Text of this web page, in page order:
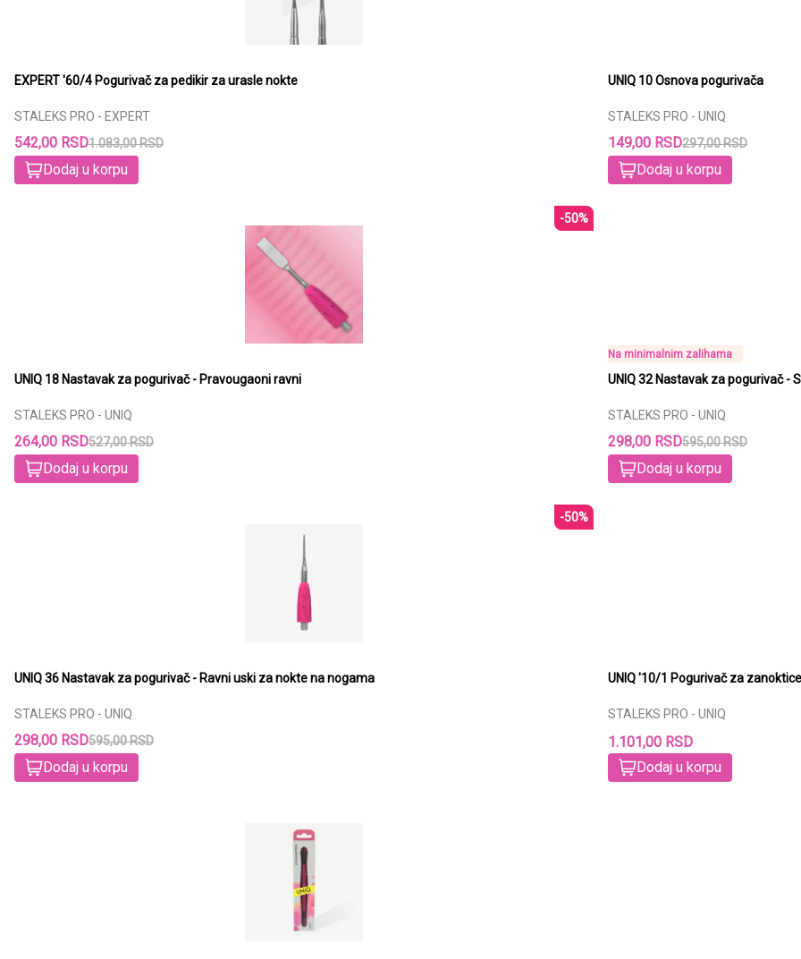
EXPERT '60/4 Pogurivač za pedikir za urasle nokte
STALEKS PRO - EXPERT
542,00 RSD1.083,00 RSD
Dodaj u korpu
UNIQ 10 Osnova pogurivača
STALEKS PRO - UNIQ
149,00 RSD297,00 RSD
Dodaj u korpu
-50%
UNIQ 18 Nastavak za pogurivač - Pravougaoni ravni
STALEKS PRO - UNIQ
264,00 RSD527,00 RSD
Dodaj u korpu
Na minimalnim zalihama
UNIQ 32 Nastavak za pogurivač -
STALEKS PRO - UNIQ
298,00 RSD595,00 RSD
Dodaj u korpu
-50%
UNIQ 36 Nastavak za pogurivač - Ravni uski za nokte na nogama
STALEKS PRO - UNIQ
298,00 RSD595,00 RSD
Dodaj u korpu
UNIQ '10/1 Pogurivač za zanoktice
STALEKS PRO - UNIQ
1.101,00 RSD
Dodaj u korpu